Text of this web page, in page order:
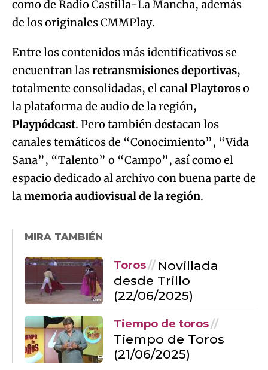
encuentran lasretransmisiones deportivas,
totalmente consolidadas, el canal
la plataforma de audio de la región,
Playpódcast. Pero también destacan los
canales temáticos de “Conocimiento”, “Vida
Sana”, “Talento” o “Campo”, así como el
espacio dedicado al archivo con buena parte de
la memoria audiovisual de la región .
MIRA TAMBIÉN
Novillada
Tiempo de toros
Tiempo de Toros
(21/06/2025)
En el último año, CMMPlay ha estrenado dos
producciones audiovisuales originales. Por un